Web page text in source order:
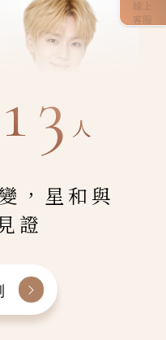
線上
客服
人
，星和與
證